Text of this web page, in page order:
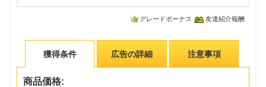
グレードボーナス 友達紹介報酬
獲得条件 広告の詳細 注意事項
商品価格: